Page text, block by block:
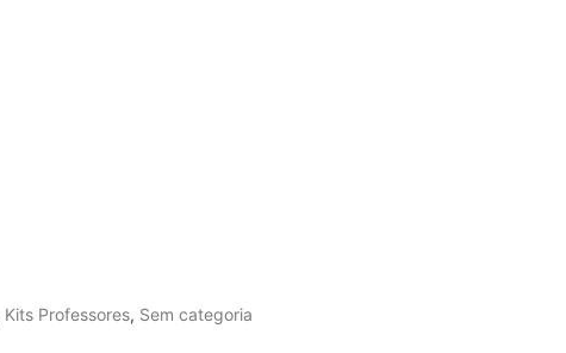
Kits Professores, Sem categoria